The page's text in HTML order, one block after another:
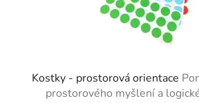
Kostky - prostorová orientace
prostorového myšlení a